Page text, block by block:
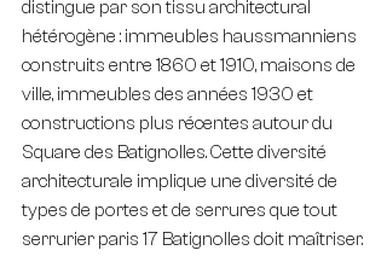
distingue par son tissu architectural
hétérogène : immeubles haussmanniens
construits entre 1860 et 1910, maisons de
ville, immeubles des années 1930 et
constructions plus récentes autour du
Square des Batignolles. Cette diversité
architecturale implique une diversité de
types de portes et de serrures que tout
serrurier paris 17 Batignolles doit maîtriser.